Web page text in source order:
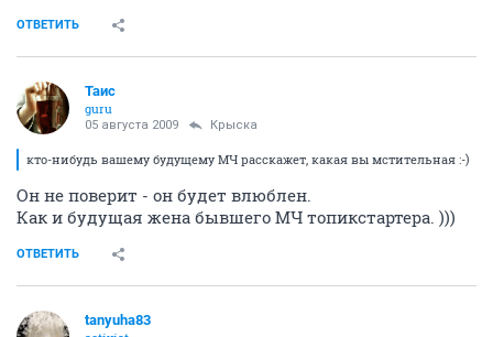
ОТВЕТИТЬ
Таис
guru
05 августа 2009 Крыска
кто-нибудь вашему будущему МЧ расскажет, какая вы мстительная :-)
Он не поверит - он будет влюблен.
Как и будущая жена бывшего МЧ топикстартера. )))
ОТВЕТИТЬ
tanyuha83